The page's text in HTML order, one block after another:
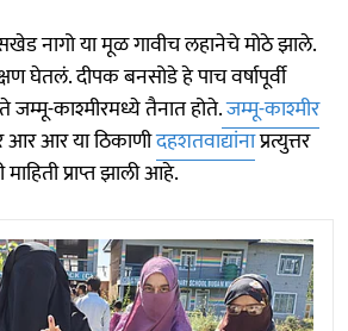
नागो या मूळ गावीच लहानेचे मोठे झाले.
घेतलं. दीपक बनसोडे हे पाच वर्षापूर्वी
जम्मू-काश्मीरमध्ये तैनात होते.जम्मू-काश्मीर
आर आर या ठिकाणीदहशतवाद्यांनाप्रत्युत्तर
प्राप्त झाली आहे.